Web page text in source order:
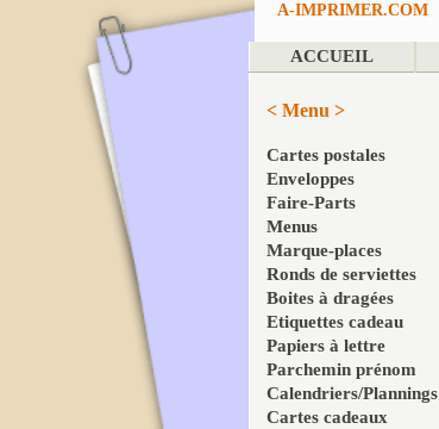
A-IMPRIMER.COM
ACCUEIL
< Menu >
Cartes postales
Enveloppes
Faire-Parts
Menus
Marque-places
Ronds de serviettes
Boites à dragées
Etiquettes cadeau
Papiers à lettre
Parchemin prénom
Calendriers/Plannings
Cartes cadeaux